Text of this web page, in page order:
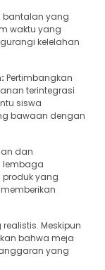
bantalan yang
waktu yang
kelelahan
Pertimbangkan
terintegrasi
siswa
bawaan dengan
dan
lembaga
yang
Meskipun
bahwa meja
yang